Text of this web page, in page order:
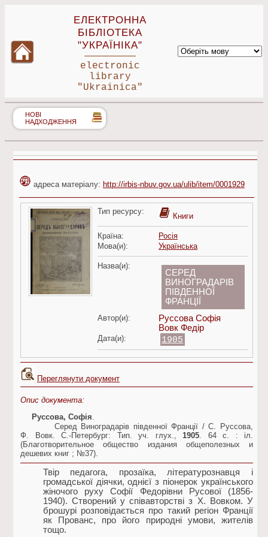
ЕЛЕКТРОННА
БІБЛІОТЕКА
"УКРАЇНІКА"
electronic
library
"Ukrainica"
НОВІ
НАДХОДЖЕННЯ
адреса матеріалу: http://irbis-nbuv.gov.ua/ulib/item/0001929
Тип ресурсу:
Книги
Країна:
Росія
Мова(и):
Українська
Назва(и):
СЕРЕД
ВИНОГРАДАРІВ
ПІВДЕННОЇ
ФРАНЦІЇ
Автор(и):
Руссова Софія
Вовк Федір
Дата(и): 1905
Переглянути документ
Опис документа:
Руссова, Софія
Серед Виноградарів південної Франції / С. Руссова,
Ф. Вовк. С.-Петербург: Тип. уч. глух., 1905. 64 с. : іл.
(Благотворительное общество издания общеполезных и
дешевих книг ; №37).
Твір педагога, прозаїка, літературознавця і
громадської діячки, однієї з піонерок українського
жіночого руху Софії Федорівни Русової (1856-
1940). Створений у співавторстві з Х. Вовком. У
брошурі розповідається про такий регіон Франції
як Прованс, про його природні умови, жителів
тощо.